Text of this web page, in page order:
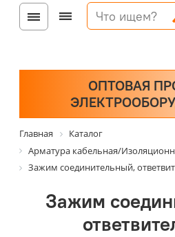
ОПТОВАЯ
Главная
Каталог
Арматура кабельная/
Зажим соединительный,
Зажим